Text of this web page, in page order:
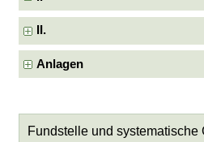
II.
Anlagen
Fundstelle und systematische